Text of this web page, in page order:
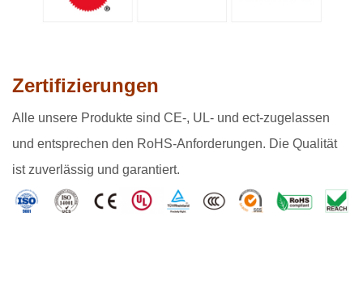
Zertifizierungen
Alle unsere Produkte sind CE-, UL- und ect-zugelassen
und entsprechen den RoHS-Anforderungen. Die Qualität
ist zuverlässig und garantiert.